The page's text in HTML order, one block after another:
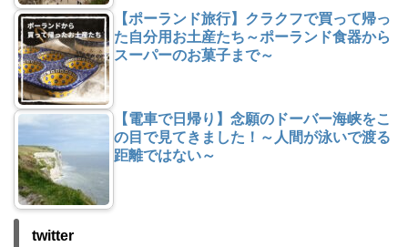
【ポーランド旅行】クラクフで買って帰っ
た自分用お土産たち～ポーランド食器から
スーパーのお菓子まで～
【電車で日帰り】念願のドーバー海峡をこ
の目で見てきました！～人間が泳いで渡る
距離ではない～
twitter